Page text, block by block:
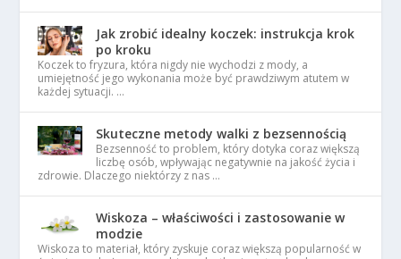
Jak zrobić idealny koczek: instrukcja krok
po kroku
Koczek to fryzura, która nigdy nie wychodzi z mody, a
umiejętność jego wykonania może być prawdziwym atutem w
każdej sytuacji. …
Skuteczne metody walki z bezsennością
Bezsenność to problem, który dotyka coraz większą
liczbę osób, wpływając negatywnie na jakość życia i
zdrowie. Dlaczego niektórzy z nas …
Wiskoza – właściwości i zastosowanie w
modzie
Wiskoza to materiał, który zyskuje coraz większą popularność w